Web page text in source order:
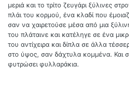
μεριά και το τρίτο ζευγάρι ξύλινες
πλάι του κορμού, ένα κλαδί που
σαν να χαιρετούσε μέσα από μια
του πλάταινε και κατέληγε σε ένα
του αντίχειρα και δίπλα σε άλλα
στο ύψος, σαν δάχτυλα κομμένα. Και
φυτρώσει φυλλαράκια.